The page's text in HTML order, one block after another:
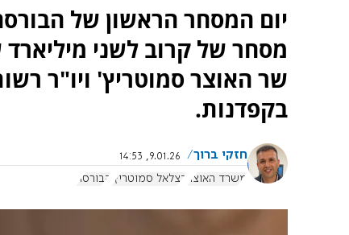
יום המסחר הראשון של
מסחר של קרוב לשני מיליארד
שר האוצר סמוטריץ' ויו"ר
בקפדנות.
חזקי ברוך
9.01.26, 14:53
משרד האוצר בצלאל סמוטריץ' הבורסה